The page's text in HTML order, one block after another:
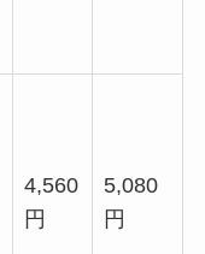
4,560
円
5,080
円